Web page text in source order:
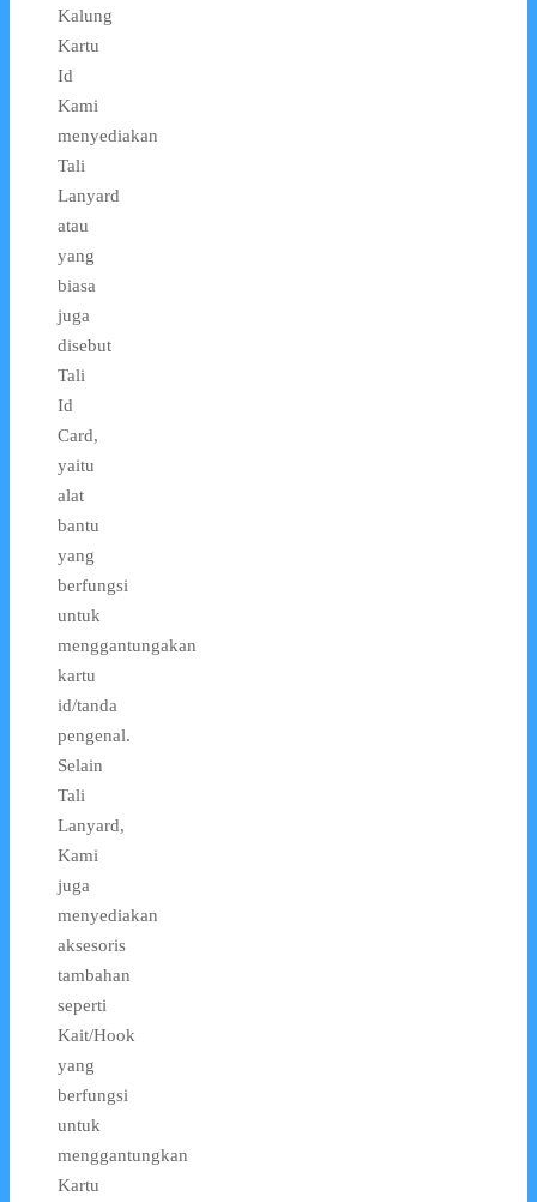
Kalung
Kartu
Id
Kami
menyediakan
Tali
Lanyard
atau
yang
biasa
juga
disebut
Tali
Id
Card,
yaitu
alat
bantu
yang
berfungsi
untuk
menggantungakan
kartu
id/tanda
pengenal.
Selain
Tali
Lanyard,
Kami
juga
menyediakan
aksesoris
tambahan
seperti
Kait/Hook
yang
berfungsi
untuk
menggantungkan
Kartu